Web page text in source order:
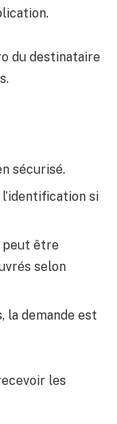
du destinataire
sécurisé.
si
peut être
selon
la demande est
les